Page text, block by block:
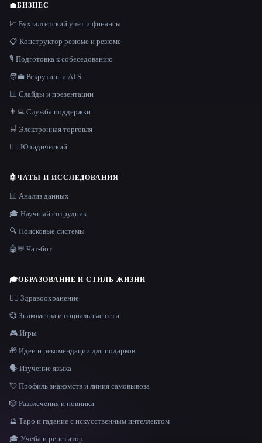
💼БИЗНЕС
📈 Бухгалтерский учет и финансы
📋 Конструктор резюме и резюме
🎙️ Подготовка к собеседованию
🧑‍💼 Рекрутинг и ATS
📊 Слайды и презентации
👨‍💻 Служба поддержки
🛒 Электронная торговля
👩‍⚖️ Юридический
🤖ЧАТЫ И ИССЛЕДОВАНИЯ
📊 Анализ данных
🎓 Научный сотрудник
🔍 Поисковые системы
🤖💬 Чат-бот
🎓ОБРАЗОВАНИЕ И СТИЛЬ ЖИЗНИ
👩‍⚕️ Здравоохранение
💞 Знакомства и социальные сети
🎮 Игры
🎁 Идеи и рекомендации для подарков
🗣️ Изучение языка
💘 Профиль знакомств и линия самовывоза
🎲 Развлечения и новинки
🔮 Таро и гадание с искусственным интеллектом
🎓 Учеба и репетитор